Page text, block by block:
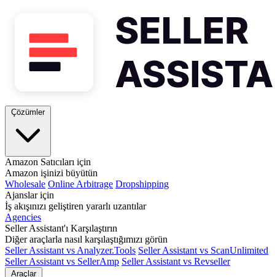
Çözümler
Amazon Satıcıları için
Amazon işinizi büyütün
Wholesale Online Arbitrage Dropshipping
Ajanslar için
İş akışınızı geliştiren yararlı uzantılar
Agencies
Seller Assistant'ı Karşılaştırın
Diğer araçlarla nasıl karşılaştığımızı görün
Seller Assistant vs Analyzer.Tools Seller Assistant vs ScanUnlimited
Seller Assistant vs SellerAmp Seller Assistant vs Revseller
Araçlar